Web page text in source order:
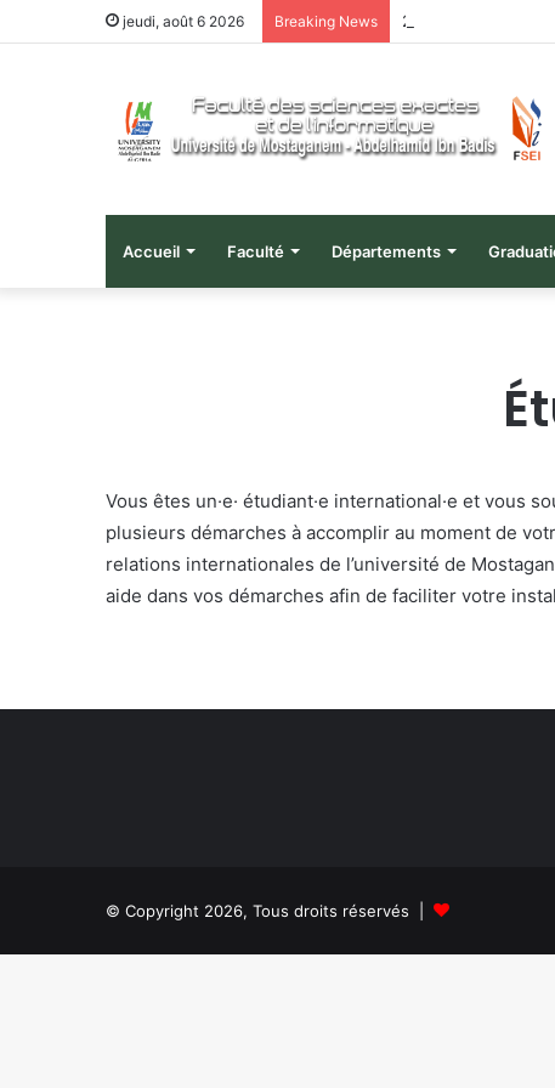
jeudi, août 6 2026 Breaking News
Accueil Faculté Départements
Vous êtes un·e· étudiant·e international·e et vous
plusieurs démarches à accomplir au moment de
relations internationales de l’université de
aide dans vos démarches afin de faciliter votre
© Copyright 2026, Tous droits réservés |